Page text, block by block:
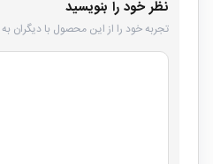
نظر خود را بنویسید
تجربه خود را از این محصول با دیگران